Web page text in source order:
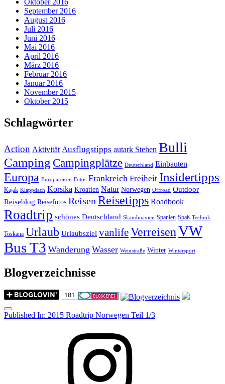
Oktober 2016
September 2016
August 2016
Juli 2016
Juni 2016
Mai 2016
April 2016
März 2016
Februar 2016
Januar 2016
November 2015
Oktober 2015
Schlagwörter
Action Aktivität Ausflugstipps autark Stehen Bulli
Camping Campingplätze Deutschland Einbauten
Europa Europareisen Fotos Frankreich Freiheit Insidertipps
Kajak Klappdach Korsika Kroatien Natur Norwegen Offroad Outdoor
Reiseblog Reisefotos ReisenReisetipps Roadbook
Roadtrip schönes Deutschland Skandinavien Spanien Spaß Technik
Toskana Urlaub Urlaubsziel vanlifeVerreisenVW
Bus T3 Wanderung Wasser Weinstraße Winter Wintersport
Blogverzeichnisse
Menu
Post
Published In: 2015 Roadtrip Norwegen Teil 1/3